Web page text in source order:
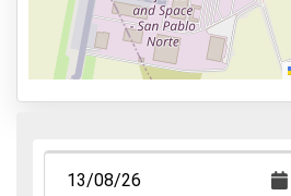
Aparca y anda
Aparca, duerme y vuela